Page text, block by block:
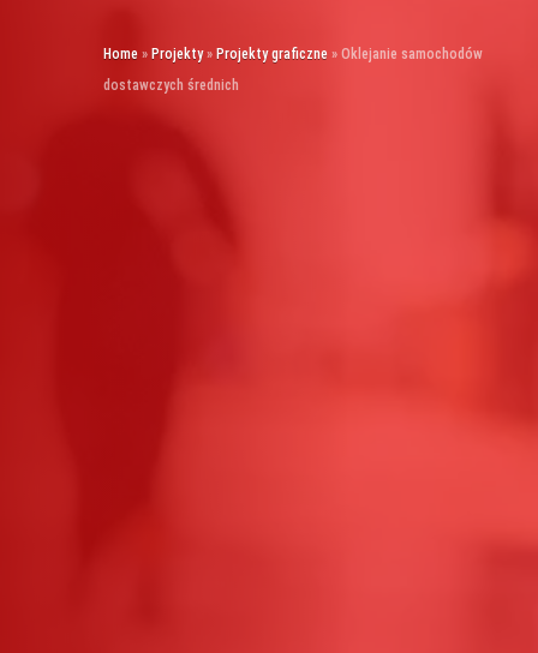
Home » Projekty » Projekty graficzne »Oklejanie samochodów
dostawczych średnich